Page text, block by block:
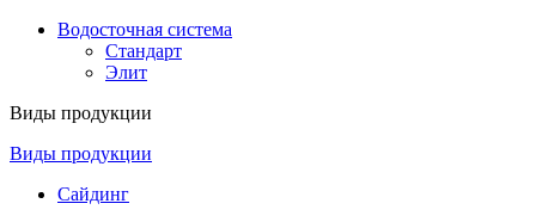
Водосточная система
Стандарт
Элит
Виды продукции
Виды продукции
Сайдинг